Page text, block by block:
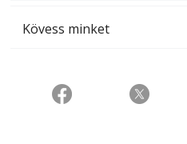
Kövess minket